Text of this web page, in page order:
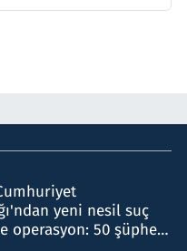
yeni nesil suç
operasyon: 50 şüpheli